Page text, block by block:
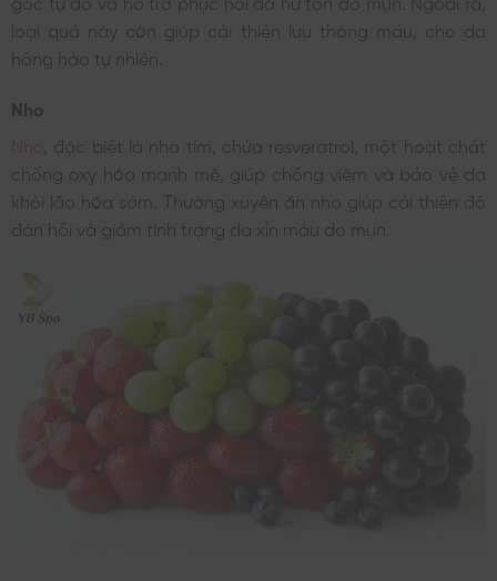
loại quả này còn giúp cải thiện lưu thông máu, cho da
hồng hào tự nhiên.
Nho
, đặc biệt là nho tím, chứa resveratrol, một hoạt chất
chống oxy hóa mạnh mẽ, giúp chống viêm và bảo vệ da
khỏi lão hóa sớm. Thường xuyên ăn nho giúp cải thiện độ
đàn hồi và giảm tình trạng da xỉn màu do mụn.